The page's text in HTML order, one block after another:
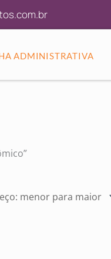
ADMINISTRATIVA